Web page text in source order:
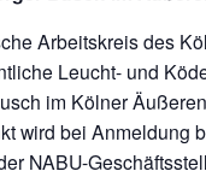
Arbeitskreis des
Leucht- und
im Kölner
wird bei Anmeldung
NABU-